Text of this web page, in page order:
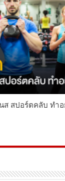
ส สปอร์ตคลับ ทำอ